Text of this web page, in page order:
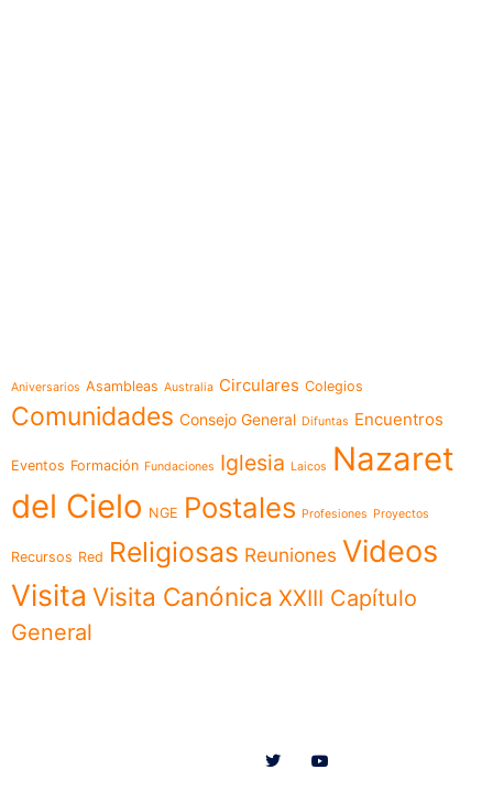
Aniversarios Asambleas Australia Circulares Colegios
Comunidades Consejo General Difuntas Encuentros
Eventos Formación Fundaciones Iglesia Laicos
Nazaret
del Cielo NGE Postales Profesiones Proyectos
Recursos Red Religiosas Reuniones Videos
Visita Visita Canónica XXIII Capítulo
General